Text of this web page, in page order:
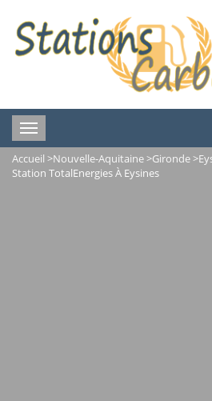
Toggle
navigation
Accueil >Nouvelle-Aquitaine>Gironde>
Station TotalEnergies À Eysines